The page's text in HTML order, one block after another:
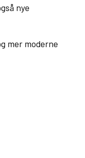
nye
mer moderne